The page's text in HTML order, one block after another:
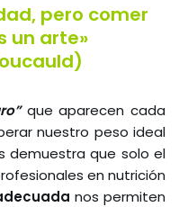
pero comer
un arte»
que aparecen cada
nuestro peso ideal
demuestra que solo el
en nutrición
nos permiten